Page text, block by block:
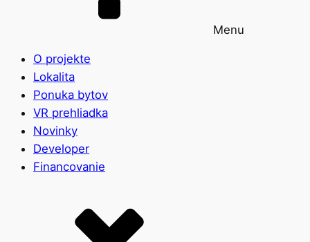
Menu
O projekte
Lokalita
Ponuka bytov
VR prehliadka
Novinky
Developer
Financovanie